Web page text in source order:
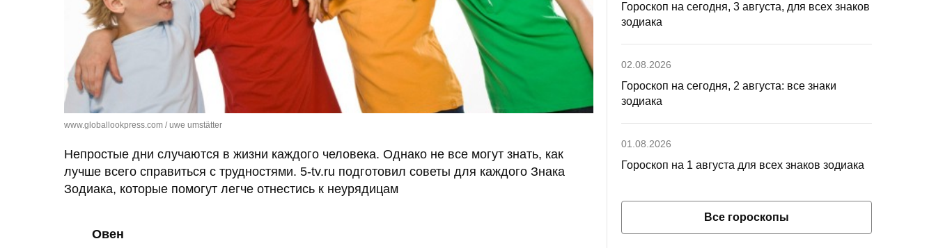
www.globallookpress.com / uwe umstätter
Непростые дни случаются в жизни каждого человека. Однако не все могут знать, как
лучше всего справиться с трудностями. 5-tv.ru подготовил советы для каждого Знака
Зодиака, которые помогут легче отнестись к неурядицам
Овен
Гороскоп на сегодня, 3 августа, для всех знаков
зодиака
02.08.2026
Гороскоп на сегодня, 2 августа: все знаки
зодиака
01.08.2026
Гороскоп на 1 августа для всех знаков зодиака
Все гороскопы